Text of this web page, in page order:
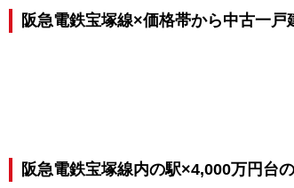
阪急電鉄宝塚線×価格帯から中古一戸
阪急電鉄宝塚線内の駅×4,000万円台